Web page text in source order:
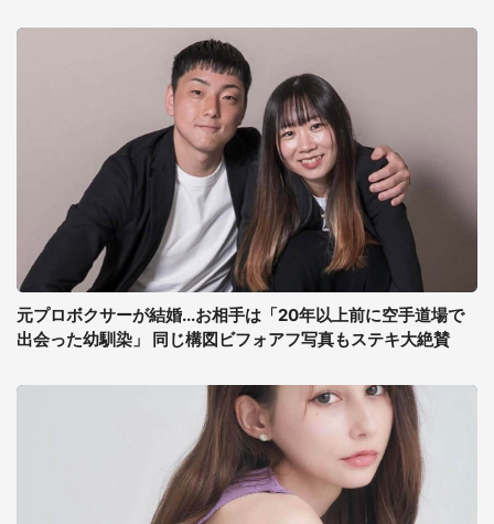
元プロボクサーが結婚...お相手は「20年以上前に空手道場で
出会った幼馴染」 同じ構図ビフォアフ写真もステキ大絶賛